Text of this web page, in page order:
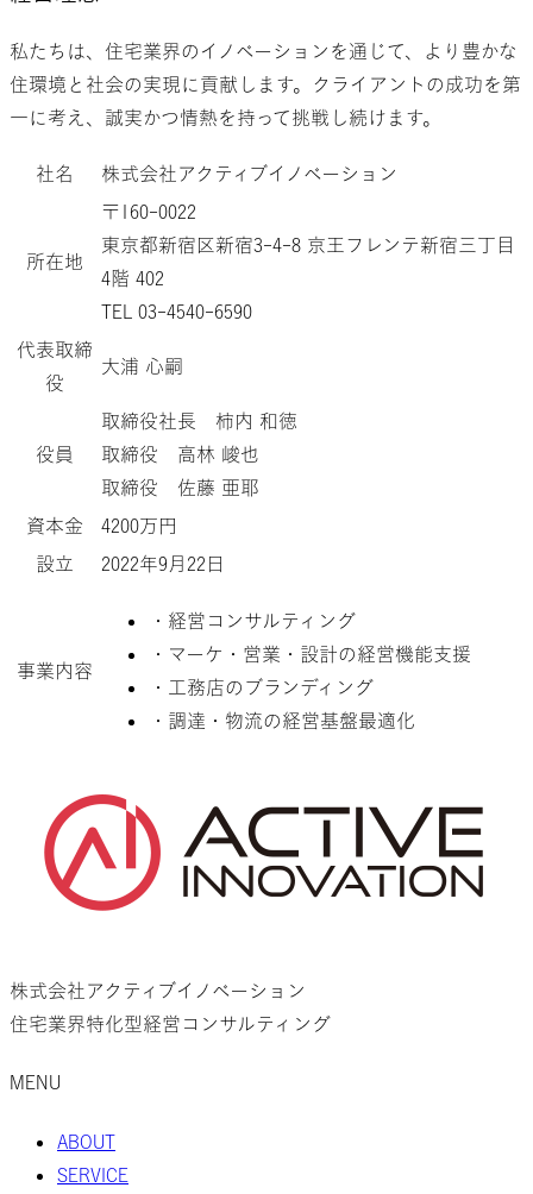
私たちは、住宅業界のイノベーションを通じて、より豊かな
住環境と社会の実現に貢献します。クライアントの成功を第
一に考え、誠実かつ情熱を持って挑戦し続けます。
社名 株式会社アクティブイノベーション
所在地
〒160-0022
東京都新宿区新宿3-4-8 京王フレンテ新宿三丁目
4階 402
TEL 03-4540-6590
代表取締
役
大浦 心嗣
役員
取締役社長 柿内 和徳
取締役 高林 峻也
取締役 佐藤 亜耶
資本金
4200万円
設立
2022年9月22日
事業内容
・経営コンサルティング
・マーケ・営業・設計の経営機能支援
・工務店のブランディング
・調達・物流の経営基盤最適化
株式会社アクティブイノベーション
住宅業界特化型経営コンサルティング
MENU
ABOUT
SERVICE